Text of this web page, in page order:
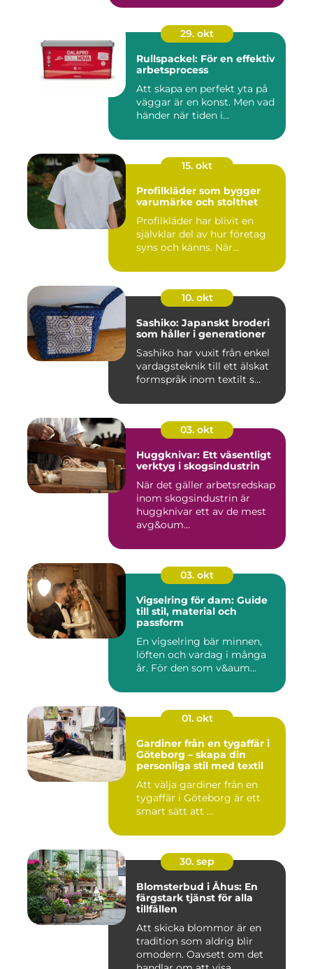
29. okt
Rullspackel: För en effektiv
arbetsprocess
Att skapa en perfekt yta på
väggar är en konst. Men vad
händer när tiden i...
15. okt
Profilkläder som bygger
varumärke och stolthet
Profilkläder har blivit en
självklar del av hur företag
syns och känns. När...
10. okt
Sashiko: Japanskt broderi
som håller i generationer
Sashiko har vuxit från enkel
vardagsteknik till ett älskat
formspråk inom textilt s...
03. okt
Huggknivar: Ett väsentligt
verktyg i skogsindustrin
När det gäller arbetsredskap
inom skogsindustrin är
huggknivar ett av de mest
avg&oum...
03. okt
Vigselring för dam: Guide
till stil, material och
passform
En vigselring bär minnen,
löften och vardag i många
år. För den som v&aum...
01. okt
Gardiner från en tygaffär i
Göteborg – skapa din
personliga stil med textil
Att välja gardiner från en
tygaffär i Göteborg är ett
smart sätt att ...
30. sep
Blomsterbud i Åhus: En
färgstark tjänst för alla
tillfällen
Att skicka blommor är en
tradition som aldrig blir
omodern. Oavsett om det